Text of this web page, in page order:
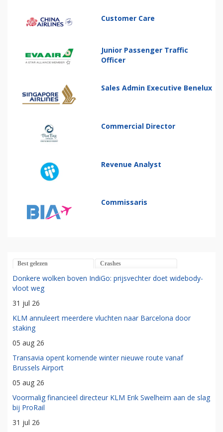
Customer Care
Junior Passenger Traffic
Officer
Sales Admin Executive Benelux
Commercial Director
Revenue Analyst
Commissaris
Best gelezen Crashes
Donkere wolken boven IndiGo: prijsvechter doet widebody-
vloot weg
31 jul 26
KLM annuleert meerdere vluchten naar Barcelona door
staking
05 aug 26
Transavia opent komende winter nieuwe route vanaf
Brussels Airport
05 aug 26
Voormalig financieel directeur KLM Erik Swelheim aan de slag
bij ProRail
31 jul 26